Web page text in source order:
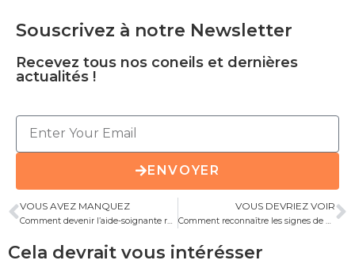
Souscrivez à notre Newsletter
Recevez tous nos coneils et dernières
actualités !
ENVOYER
VOUS AVEZ MANQUEZ
Comment devenir l’aide-soignante référente qui transforme la vie des patients ?
VOUS DEVRIEZ VOIR
Comment reconnaître les signes de déshydratation extracellulaire avant qu’il ne soit trop tard ?
Cela devrait vous intérésser